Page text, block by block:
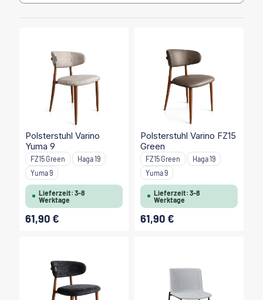
Polsterstuhl Varino
Yuma 9
Bezugsvarianten:
FZ15 Green
Haga 19
Yuma 9
Lieferzeit: 3-8
Werktage
Regulärer Preis:
61,90 €
Polsterstuhl Varino FZ15
Green
Bezugsvarianten:
FZ15 Green
Haga 19
Yuma 9
Lieferzeit: 3-8
Werktage
Regulärer Preis:
61,90 €